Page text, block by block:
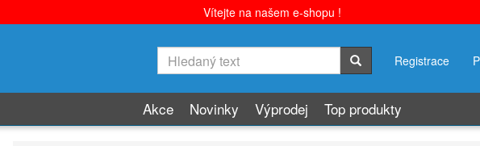
Vítejte na našem e-shopu !
Registrace
Akce Novinky Výprodej Top produkty